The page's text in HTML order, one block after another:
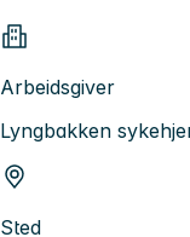
Arbeidsgiver
Lyngbakken
Sted